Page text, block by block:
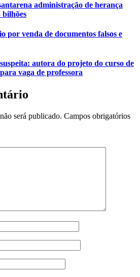
administração de herança
bilhões
por venda de documentos falsos e
autora do projeto do curso de
vaga de professora
será publicado. Campos obrigatórios